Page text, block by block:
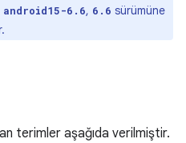
android15-6.6, 6.6 sürümüne
terimler aşağıda verilmiştir.